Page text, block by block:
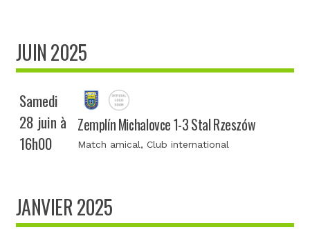
JUIN 2025
Samedi
28 juin à
16h00
Zemplín Michalovce 1-3 Stal Rzeszów
Match amical, Club international
JANVIER 2025